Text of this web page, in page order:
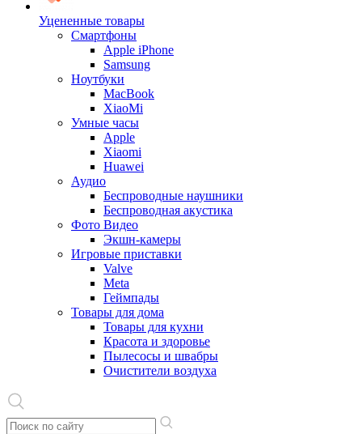
Уцененные товары
Cмартфоны
Apple iPhone
Samsung
Ноутбуки
MacBook
XiaoMi
Умные часы
Apple
Xiaomi
Huawei
Аудио
Беспроводные наушники
Беспроводная акустика
Фото Видео
Экшн-камеры
Игровые приставки
Valve
Meta
Геймпады
Товары для дома
Товары для кухни
Красота и здоровье
Пылесосы и швабры
Очистители воздуха